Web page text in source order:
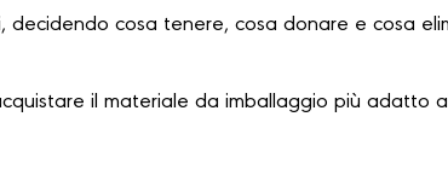
cosa tenere, cosa donare e cosa
il materiale da imballaggio più adatto